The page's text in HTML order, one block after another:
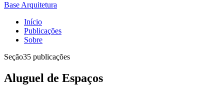
Base Arquitetura
Início
Publicações
Sobre
Seção35 publicações
Aluguel de Espaços